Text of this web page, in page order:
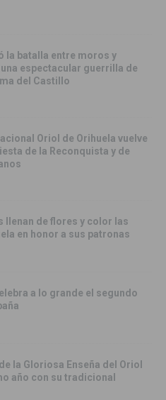
la batalla entre moros y
espectacular guerrilla de
del Castillo
Oriol de Orihuela vuelve
de la Reconquista y de
llenan de flores y color las
en honor a sus patronas
a lo grande el segundo
la Gloriosa Enseña del Oriol
año con su tradicional